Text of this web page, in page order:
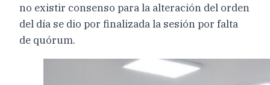
no existir consenso para la alteración del orden
del día se dio por finalizada la sesión por falta
de quórum.